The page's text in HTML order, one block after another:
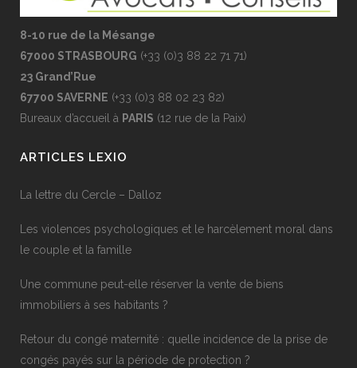
8-10 rue de la Mésange
67000 STRASBOURG (+33 (0)3 88 22 71 71)
23 Grand’Rue
67700 SAVERNE (+33 (0)3 88 02 23 82)
Bureaux d’accueil à PARIS (12 rue de la Paix)
ARTICLES LEXIO
La lettre du Cercle – Dalloz
Les violences psychologiques et le harcèlement moral dans
le couple et la famille
Une commune peut-elle réserver la vente de biens
immobiliers à ses habitants ?
Retour du congé maternité : quelle incidence de la prise de
congés payés sur la période de protection ?